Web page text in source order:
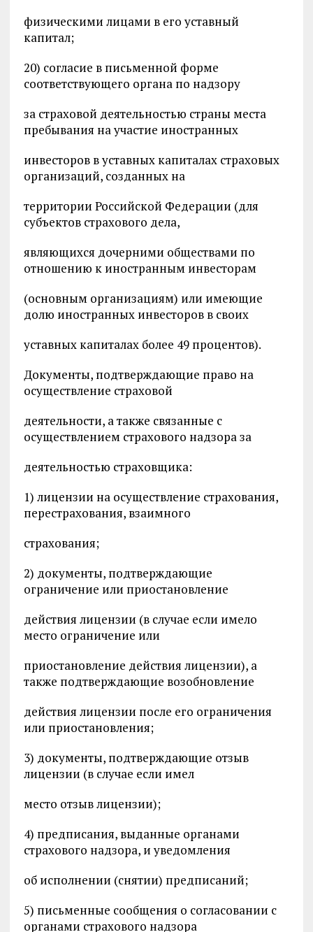
физическими лицами в его уставный
капитал;
20) согласие в письменной форме
соответствующего органа по надзору
за страховой деятельностью страны места
пребывания на участие иностранных
инвесторов в уставных капиталах страховых
организаций, созданных на
территории Российской Федерации (для
субъектов страхового дела,
являющихся дочерними обществами по
отношению к иностранным инвесторам
(основным организациям) или имеющие
долю иностранных инвесторов в своих
уставных капиталах более 49 процентов).
Документы, подтверждающие право на
осуществление страховой
деятельности, а также связанные с
осуществлением страхового надзора за
деятельностью страховщика:
1) лицензии на осуществление страхования,
перестрахования, взаимного
страхования;
2) документы, подтверждающие
ограничение или приостановление
действия лицензии (в случае если имело
место ограничение или
приостановление действия лицензии), а
также подтверждающие возобновление
действия лицензии после его ограничения
или приостановления;
3) документы, подтверждающие отзыв
лицензии (в случае если имел
место отзыв лицензии);
4) предписания, выданные органами
страхового надзора, и уведомления
об исполнении (снятии) предписаний;
5) письменные сообщения о согласовании с
органами страхового надзора